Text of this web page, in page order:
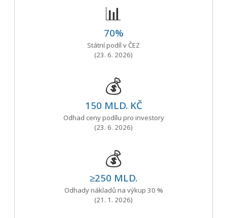
📊
70%
Státní podíl v ČEZ
(23. 6. 2026)
💰
150 MLD. KČ
Odhad ceny podílu pro investory
(23. 6. 2026)
💰
≥250 MLD.
Odhady nákladů na výkup 30 %
(21. 1. 2026)